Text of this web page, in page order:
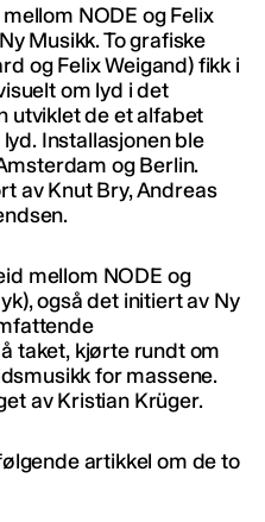
NODE og Felix
Musikk. To grafiske
og Felix Weigand) fikk i
om lyd i det
utviklet de et alfabet
Installasjonen ble
og Berlin.
av Knut Bry, Andreas
mellom NODE og
også det initiert av Ny
taket, kjørte rundt om
for massene.
av Kristian Krüger.
artikkel om de to